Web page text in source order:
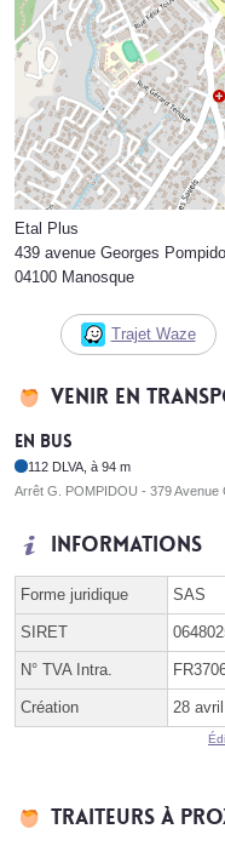
Etal Plus
439 avenue Georges
04100 Manosque
Trajet Waze
Venir en
En bus
112 DLVA, à 94 m
Arrêt G. POMPIDOU - 379 Avenue
Informations
Forme juridique SAS
SIRET
N° TVA Intra.
Création 28
Traiteurs à